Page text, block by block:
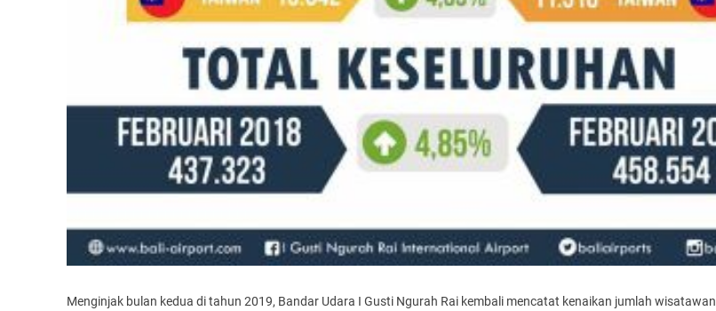
Menginjak bulan kedua di tahun 2019, Bandar Udara I Gusti Ngurah Rai kembali mencatat kenaikan jumlah wisatawan